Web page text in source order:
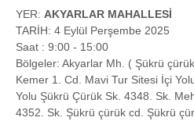
YER: AKYARLAR MAHALLESİ
TARİH: 4 Eylül Perşembe 2025
Saat : 9:00 - 15:00
Bölgeler: Akyarlar Mh. ( Şükrü
Kemer 1. Cd. Mavi Tur Sitesi İçi
Yolu Şükrü Çürük Sk. 4348. Sk.
4352. Sk. Şükrü çürük cd. Şükrü